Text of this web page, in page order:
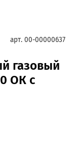
арт. 00-00000637
газовый
OК c